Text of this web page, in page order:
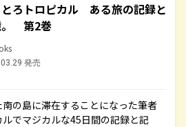
とろトロピカル ある旅の記録と
。 第2巻
発売
の島に滞在することになった筆者
でマジカルな45日間の記録と記